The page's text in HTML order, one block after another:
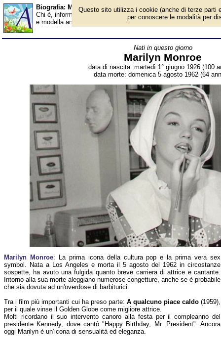
Biografia: Marilyn Monroe - Almanacco
Chi è, informazioni, foto, qual è la data di nascita, dove è nato,
e modella americana. Breve biografia. Voce dell'Almanacco.
Nati in questo giorno
Marilyn Monroe
data di nascita: martedì 1° giugno 1926 (100
data morte: domenica 5 agosto 1962 (64
Marilyn Monroe: La prima icona della cultura pop e la prima vera sex
symbol. Nata a Los Angeles e morta il 5 agosto del 1962 in circostanze
sospette, ha avuto una fulgida quanto breve carriera di attrice e cantante.
Intorno alla sua morte aleggiano numerose congetture, anche se è probabile
che sia dovuta ad un'overdose di barbiturici.
Tra i film più importanti cui ha preso parte: A qualcuno piace caldo (1959),
per il quale vinse il Golden Globe come migliore attrice.
Molti ricordano il suo intervento canoro alla festa per il compleanno del
presidente Kennedy, dove cantò "Happy Birthday, Mr. President". Ancora
oggi Marilyn è un’icona di sensualità ed eleganza.
Questo sito utilizza i cookie (anche di terze parti
per conoscere le modalità per